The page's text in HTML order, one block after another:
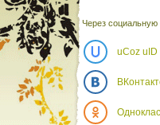
Через социальную
uCoz uID